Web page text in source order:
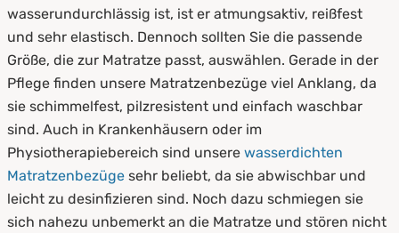
wasserundurchlässig ist, ist er atmungsaktiv, reißfest
und sehr elastisch. Dennoch sollten Sie die passende
Größe, die zur Matratze passt, auswählen. Gerade in der
Pflege finden unsere Matratzenbezüge viel Anklang, da
sie schimmelfest, pilzresistent und einfach waschbar
sind. Auch in Krankenhäusern oder im
Physiotherapiebereich sind unsere wasserdichten
Matratzenbezüge sehr beliebt, da sie abwischbar und
leicht zu desinfizieren sind. Noch dazu schmiegen sie
sich nahezu unbemerkt an die Matratze und stören nicht